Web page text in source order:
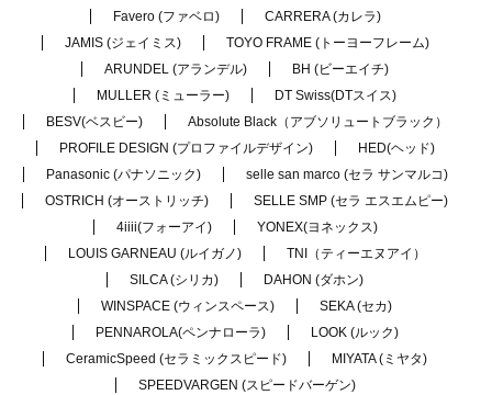
Favero (ファベロ)
CARRERA (カレラ)
JAMIS (ジェイミス)
TOYO FRAME (トーヨーフレーム)
ARUNDEL (アランデル)
BH (ビーエイチ)
MULLER (ミューラー)
DT Swiss(DTスイス)
BESV(ベスビー)
Absolute Black（アブソリュートブラック）
PROFILE DESIGN (プロファイルデザイン)
HED(ヘッド)
Panasonic (パナソニック)
selle san marco (セラ サンマルコ)
OSTRICH (オーストリッチ)
SELLE SMP (セラ エスエムピー)
4iiii(フォーアイ)
YONEX(ヨネックス)
LOUIS GARNEAU (ルイガノ)
TNI（ティーエヌアイ）
SILCA (シリカ)
DAHON (ダホン)
WINSPACE (ウィンスペース)
SEKA (セカ)
PENNAROLA(ペンナローラ)
LOOK (ルック)
CeramicSpeed (セラミックスピード)
MIYATA (ミヤタ)
SPEEDVARGEN (スピードバーゲン)